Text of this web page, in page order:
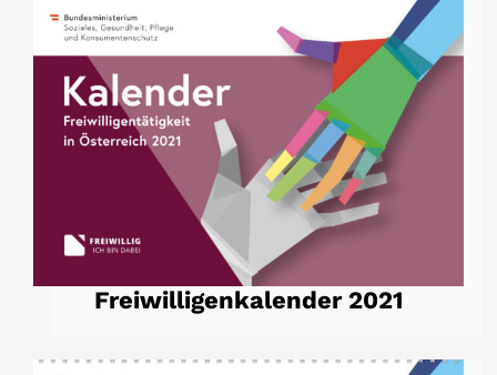
Freiwilligenkalender 2021
Freiwilligenkalender 2021